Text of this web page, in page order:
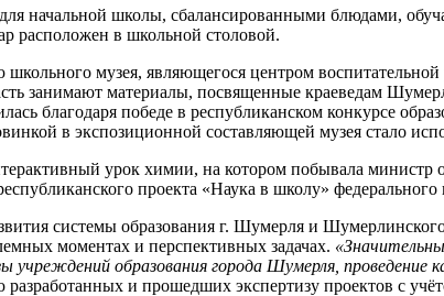
министр
образования,
и
социальной
политики
Алла
Салаева
с
рабочим
посетила
Шумерлю
начальной школы, сбалансированными блюдами,
расположен в школьной столовой.
школьного музея, являющегося центром
занимают материалы, посвященные краеведам
благодаря победе в республиканском конкурсе
в экспозиционной составляющей музея стало
урок химии, на котором побывала министр
проекта «Наука в школу»
системы образования г. Шумерля и
моментах и перспективных задачах.
учреждений образования города Шумерля, проведение
и прошедших экспертизу проектов с